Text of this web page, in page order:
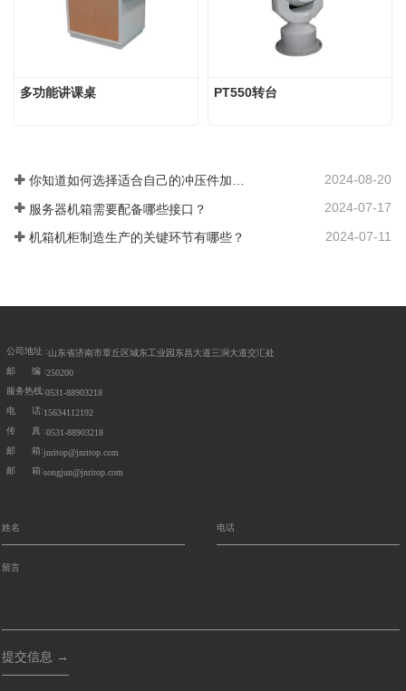
多功能讲课桌 PT550转台
你知道如何选择适合自己的冲压件加工生产厂家吗？ 2024-08-20
服务器机箱需要配备哪些接口？ 2024-07-17
机箱机柜制造生产的关键环节有哪些？ 2024-07-11
公司地址 :山东省济南市章丘区城东工业园东昌大道三涧大道交汇处
邮 编 :250200
服务热线:0531-88903218
电 话:15634112192
传 真 :0531-88903218
邮 箱:jnritop@jnritop.com
邮 箱:songjun@jnritop.com
提交信息 →